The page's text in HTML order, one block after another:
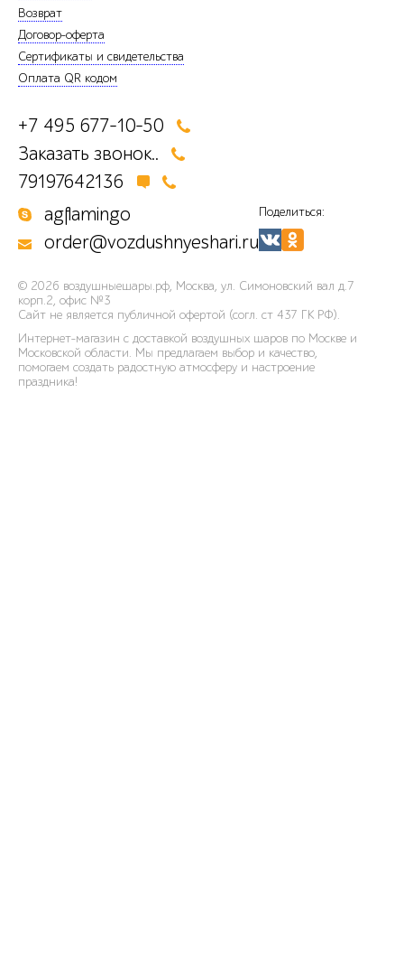
Возврат
Договор-оферта
Сертификаты и свидетельства
Оплата QR кодом
+7 495 677-10-50
Заказать звонок..
79197642136
agflamingo
order@vozdushnyeshari.ru
Поделиться:
© 2026 воздушныешары.рф, Москва, ул. Симоновский вал д.7
корп.2, офис №3
Сайт не является публичной офертой (согл. ст 437 ГК РФ).
Интернет-магазин с доставкой воздушных шаров по Москве и
Московской области. Мы предлагаем выбор и качество,
помогаем создать радостную атмосферу и настроение
праздника!